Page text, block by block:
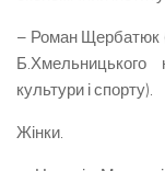
– Роман Щербатюк
Б.Хмельницького
культури і спорту).
Жінки.